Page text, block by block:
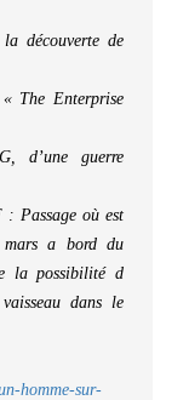
découverte de
The Enterprise
d’une guerre
Passage où est
mars a bord du
la possibilité d
dans le
homme-sur-